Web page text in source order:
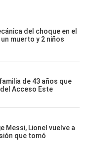
del choque en el
muerto y 2 niños
de 43 años que
Acceso Este
Messi, Lionel vuelve a
que tomó